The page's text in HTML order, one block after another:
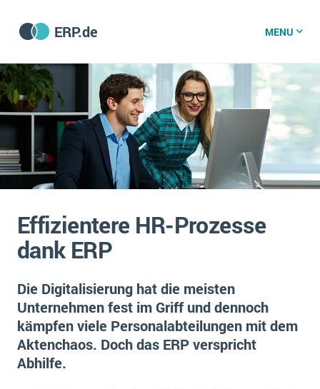
ERP.de
ERP software
Die 15 Schritte einer ERP‑Einführung
Was ist ERP?
Hintergrund
ERP-Software nach Branche
Plattform
Funktionalitäten
Kosten
Suche
Vergleich
ERP vergleichen
ERP für jede Branche
ERP-Software nach Branchen
Ämter
Bau
Bildungseinrichtungen
E-commerce
Einzelhandel
ERP Wissenszentrum
Vorgestellt
Was ist ERP?
ERP-Experten
Offene Stellen bei ERP-Lieferanten
Über uns
MENU
Effizientere HR-Prozesse
dank ERP
Die Digitalisierung hat die meisten
Unternehmen fest im Griff und dennoch
kämpfen viele Personalabteilungen mit dem
Aktenchaos. Doch das ERP verspricht
Abhilfe.